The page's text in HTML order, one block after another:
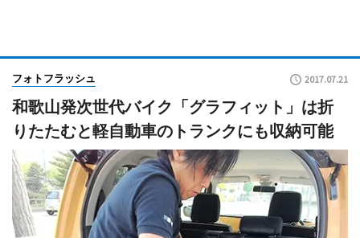
フォトフラッシュ 2017.07.21
和歌山発次世代バイク「グラフィット」は折
りたたむと軽自動車のトランクにも収納可能